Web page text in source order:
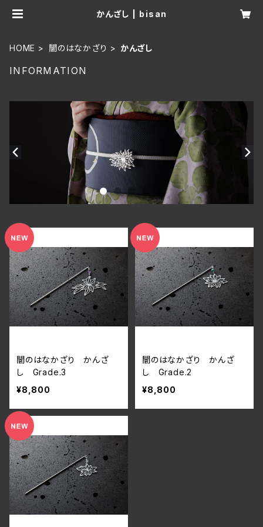
かんざし | bisan
HOME 闇のはなかざり かんざし
INFORMATION
闇のはなかざり かんざ
し Grade.3
¥8,800
闇のはなかざり かんざ
し Grade.2
¥8,800